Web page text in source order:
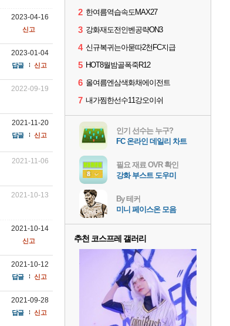
2023-04-16
신고
2023-01-04
답글 신고
2022-09-19
2021-11-20
답글 신고
2021-11-06
2021-10-13
2021-10-14
신고
2021-10-12
답글 신고
2021-09-28
답글 신고
2 한여름역습속도MAX27
3 강화재도전인벤공략ON3
4 신규복귀는아묻따2천FC지급
5 HOT8월밤골폭죽R12
6 올여름엔삼색화채에이전트
7 내가찜한선수11강오이쉬
인기 선수는 누구?
FC 온라인 데일리 차트
필요 재료 OVR 확인
강화 부스트 도우미
By 테커
미니 페이스온 모음
추천 코스프레 갤러리